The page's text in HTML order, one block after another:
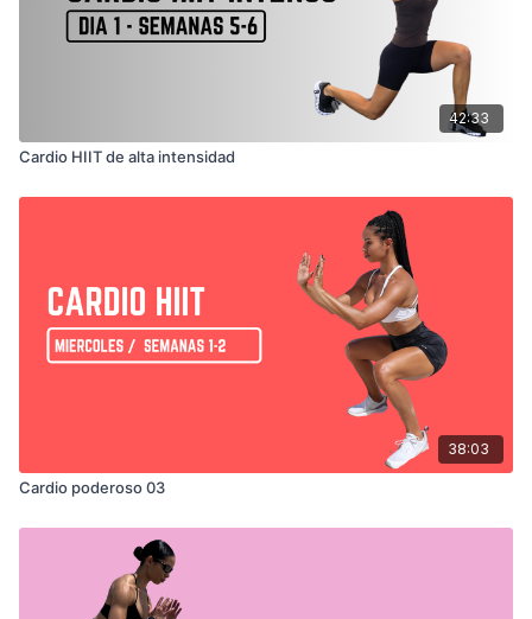
42:33
Cardio HIIT de alta intensidad
38:03
Cardio poderoso 03